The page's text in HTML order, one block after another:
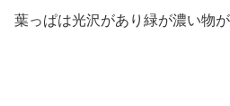
葉っぱは光沢があり緑が濃い物が